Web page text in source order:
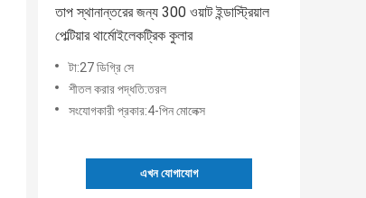
তাপ স্থানান্তরের জন্য 300 ওয়াট ইন্ডাস্ট্রিয়াল
পেল্টিয়ার থার্মোইলেকট্রিক কুলার
টা:27 ডিগ্রি সে
শীতল করার পদ্ধতি:তরল
সংযোগকারী প্রকার:4-পিন মোলেক্স
এখন যোগাযোগ